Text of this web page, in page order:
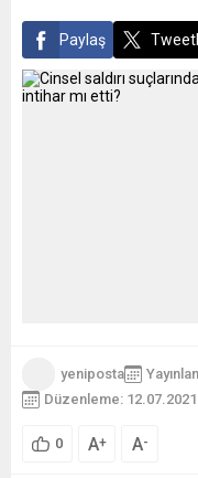
Paylaş
yeniposta
Düzenleme:
0 A+ A-